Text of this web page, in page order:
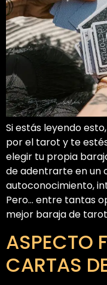
Si estás leyendo
por el tarot y te
elegir tu propia
de adentrarte en un
autoconocimiento,
Pero… entre tantas
mejor baraja de
ASPECTO
CARTAS